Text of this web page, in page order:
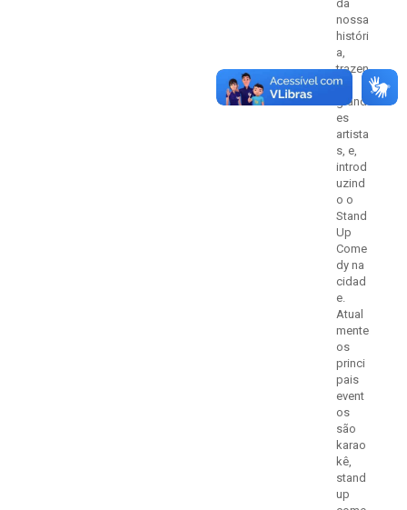
da
nossa
históri
a,
trazen
do
grand
es
artista
s, e,
introd
uzind
o o
Stand
Up
Come
dy na
cidad
e.
Atual
mente
os
princi
pais
event
os
são
karao
kê,
stand
up